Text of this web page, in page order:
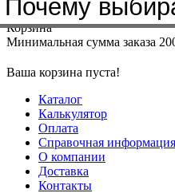
Меню+7(4912)50-37-50
Корзина
Минимальная сумма заказа
Ваша корзина пуста!
Каталог
Калькулятор
Оплата
Справочная информация
О компании
Доставка
Контакты
Почему